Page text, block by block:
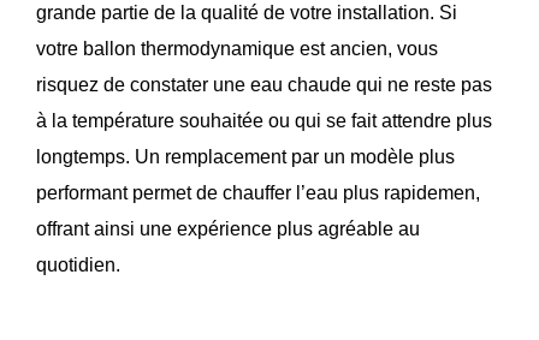
grande partie de la qualité de votre installation. Si
votre ballon thermodynamique est ancien, vous
risquez de constater une eau chaude qui ne reste pas
à la température souhaitée ou qui se fait attendre plus
longtemps. Un remplacement par un modèle plus
performant permet de chauffer l’eau plus rapidemen,
offrant ainsi une expérience plus agréable au
quotidien.